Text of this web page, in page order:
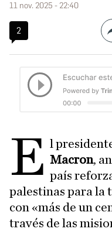
11 nov. 2025 - 22:40
2
E l
Macron,
país
palestinas para la
con «más de un
través de las